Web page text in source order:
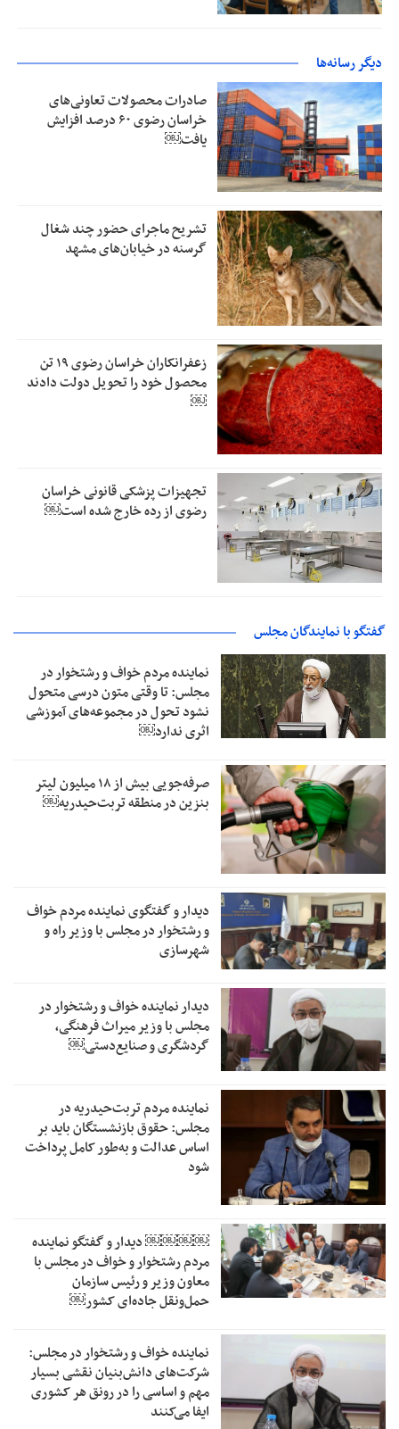
دیگر رسانه‌ها
صادرات محصولات تعاونی‌های
خراسان رضوی ۶۰ درصد افزایش
یافت￼
تشریح ماجرای حضور چند شغال
گرسنه در خیابان‌های مشهد
زعفرانکاران خراسان رضوی ۱۹ تن
محصول خود را تحویل دولت دادند
￼
تجهیزات پزشکی قانونی خراسان
رضوی از رده خارج شده است￼
گفتگو با نمایندگان مجلس
نماینده مردم خواف و رشتخوار در
مجلس: تا وقتی متون درسی متحول
نشود تحول در مجموعه‌های آموزشی
اثری ندارد￼
صرفه‌جویی بیش از ۱۸ میلیون لیتر
بنزین در منطقه تربت‌حیدریه￼
دیدار و گفتگوی نماینده مردم خواف
و رشتخوار در مجلس با وزیر راه و
شهرسازی
دیدار نماینده خواف و رشتخوار در
مجلس با وزیر میراث فرهنگی،
گردشگری و صنایع‌دستی￼
نماینده مردم تربت‌حیدریه در
مجلس: حقوق بازنشستگان باید بر
اساس عدالت و به‌طور کامل پرداخت
شود
￼￼￼￼‏ دیدار و گفتگو نماینده
مردم رشتخوار و خواف در مجلس با
معاون وزیر و رئیس سازمان
حمل‌ونقل جاده‌ای کشور￼
نماینده خواف و رشتخوار در مجلس:
شرکت‌های دانش‌بنیان نقشی بسیار
مهم و اساسی را در رونق هر کشوری
ایفا می‌کنند